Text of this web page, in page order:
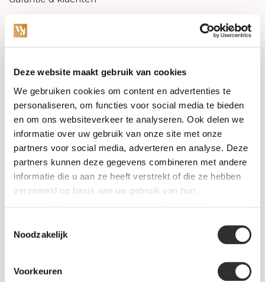
Deze website maakt gebruik van cookies
We gebruiken cookies om content en advertenties te
personaliseren, om functies voor social media te bieden
en om ons websiteverkeer te analyseren. Ook delen we
informatie over uw gebruik van onze site met onze
partners voor social media, adverteren en analyse. Deze
partners kunnen deze gegevens combineren met andere
informatie die u aan ze heeft verstrekt of die ze hebben
verzameld op basis van uw gebruik van hun
Noodzakelijk
Voorkeuren
Betaalmethodes
Categories
Watches
Jewellery
Wedding rings
Luxury Accessories